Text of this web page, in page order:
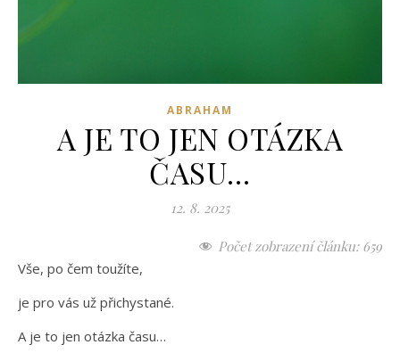
ABRAHAM
A JE TO JEN OTÁZKA
ČASU…
12. 8. 2025
Počet zobrazení článku: 659
Vše, po čem toužíte,
je pro vás už přichystané.
A je to jen otázka času…